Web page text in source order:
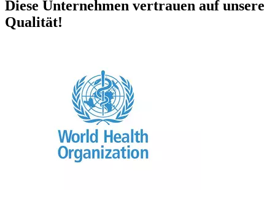
Diese Unternehmen vertrauen auf unsere
Qualität!